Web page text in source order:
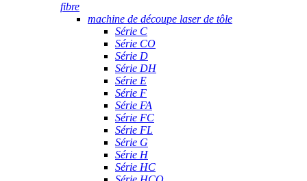
fibre
machine de découpe laser de tôle
Série C
Série CO
Série D
Série DH
Série E
Série F
Série FA
Série FC
Série FL
Série G
Série H
Série HC